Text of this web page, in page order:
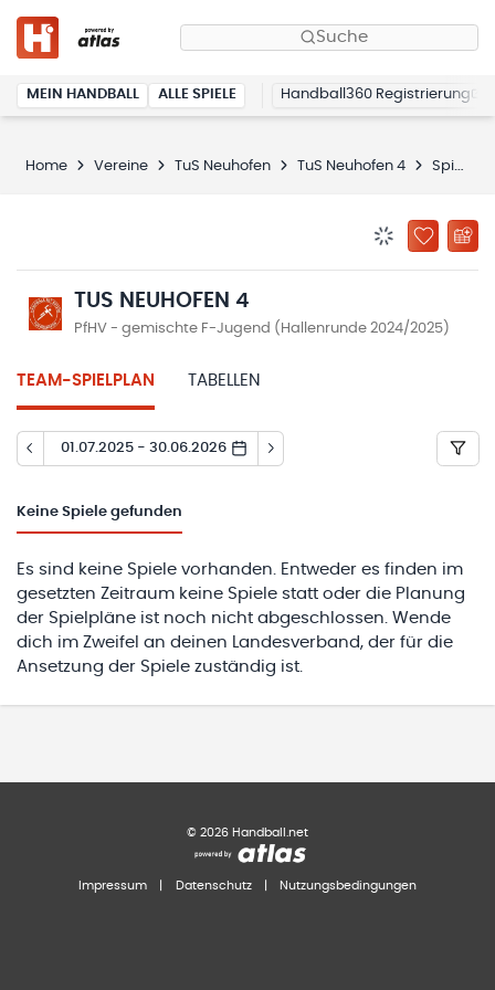
Suche
MEIN HANDBALL ALLE SPIELE Handball360 Registrierung
Home Vereine TuS Neuhofen TuS Neuhofen 4 Spielplan
ZU
TUS NEUHOFEN 4
PfHV - gemischte F-Jugend (Hallenrunde 2024/2025)
TEAM-SPIELPLAN TABELLEN
01.07.2025 - 30.06.2026
Keine Spiele gefunden
Es sind keine Spiele vorhanden. Entweder es finden im
gesetzten Zeitraum keine Spiele statt oder die Planung
der Spielpläne ist noch nicht abgeschlossen. Wende
dich im Zweifel an deinen Landesverband, der für die
Ansetzung der Spiele zuständig ist.
© 2026 Handball.net
Impressum Datenschutz Nutzungsbedingungen